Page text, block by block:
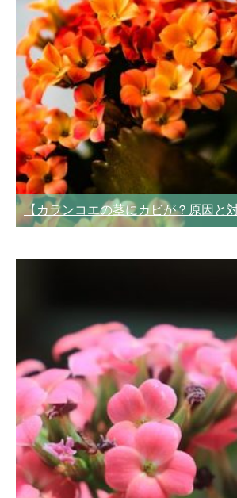
【カランコエの茎にカビが？原因と